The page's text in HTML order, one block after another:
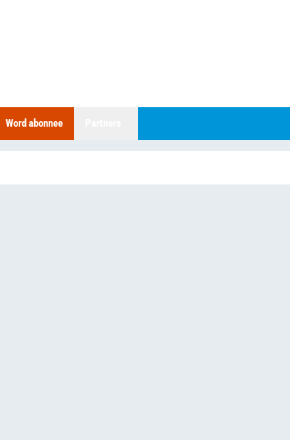
Word abonnee